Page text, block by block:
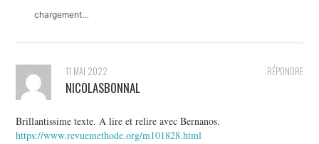
chargement…
RÉPONDRE
11 MAI 2022
NICOLASBONNAL
Brillantissime texte. A lire et relire avec Bernanos.
https://www.revuemethode.org/m101828.html